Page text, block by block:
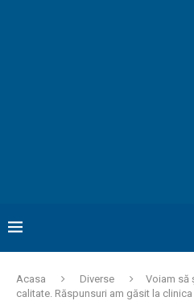
Acasa Diverse
Voiam să
calitate. Răspunsuri am găsit la clinica